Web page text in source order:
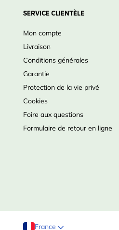
SERVICE CLIENTÈLE
Mon compte
Livraison
Conditions générales
Garantie
Protection de la vie privé
Cookies
Foire aux questions
Formulaire de retour en ligne
France